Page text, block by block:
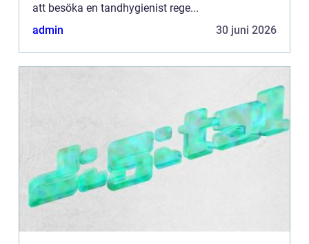
att besöka en tandhygienist rege...
admin
30 juni 2026